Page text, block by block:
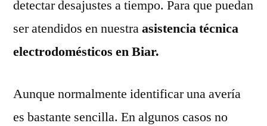
detectar desajustes a tiempo. Para que puedan
ser atendidos en nuestraasistencia técnica
electrodomésticos en Biar.
Aunque normalmente identificar una avería
es bastante sencilla. En algunos casos no